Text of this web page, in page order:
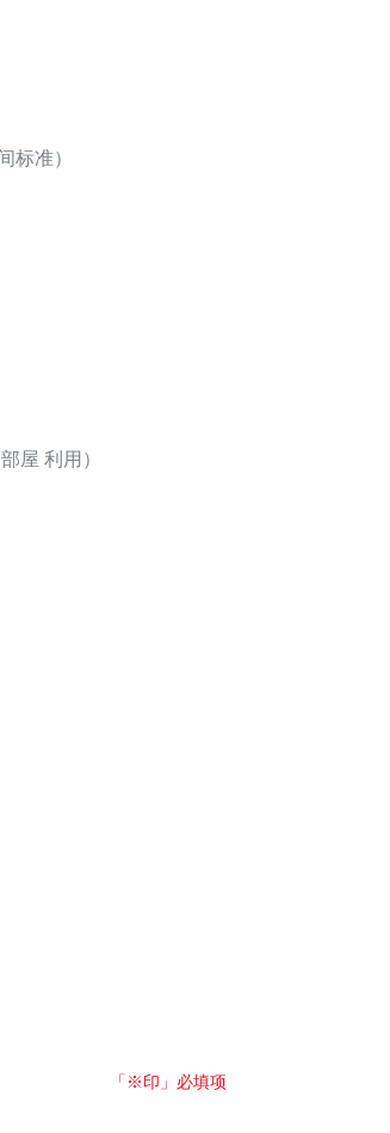
标准）
屋 利用）
「※印」必填项